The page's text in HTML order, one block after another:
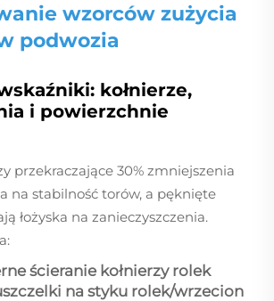
wzorców zużycia
podwozia
kołnierze,
i powierzchnie
przekraczające 30% zmniejszenia
na stabilność torów, a pęknięte
łożyska na zanieczyszczenia.
ścieranie kołnierzy rolek
na styku rolek/wrzecion